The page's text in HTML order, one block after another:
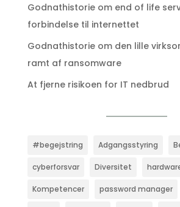
Godnathistorie om end of life
forbindelse til internettet
Godnathistorie om den lille
ramt af ransomware
At fjerne risikoen for IT nedbrud
#begejstring Adgangsstyring
cyberforsvar Diversitet
Kompetencer password manager